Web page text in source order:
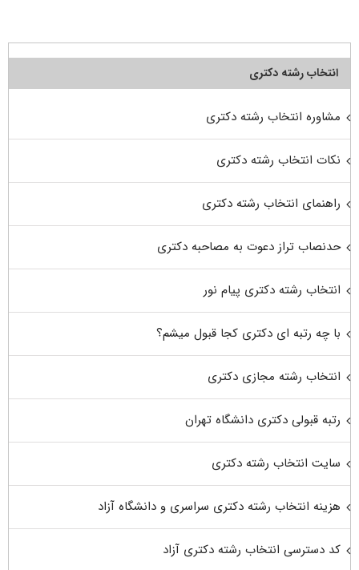
انتخاب رشته دکتری
مشاوره انتخاب رشته دکتری
نکات انتخاب رشته دکتری
راهنمای انتخاب رشته دکتری
حدنصاب تراز دعوت به مصاحبه دکتری
انتخاب رشته دکتری پیام نور
با چه رتبه ای دکتری کجا قبول میشم؟
انتخاب رشته مجازی دکتری
رتبه قبولی دکتری دانشگاه تهران
سایت انتخاب رشته دکتری
هزینه انتخاب رشته دکتری سراسری و دانشگاه آزاد
کد دسترسی انتخاب رشته دکتری آزاد